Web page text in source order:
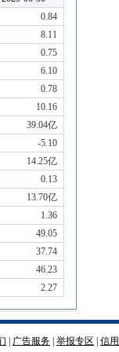
0.84
8.11
0.75
6.10
0.78
10.16
39.04亿
-5.10
14.25亿
0.13
13.70亿
1.36
49.05
37.74
46.23
2.27
广告服务 举报专区 信